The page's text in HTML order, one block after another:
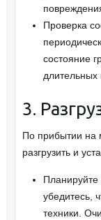
Проверка
состояние
длительных
3.
По прибытии на
разгрузить и
Планируйте
убедитесь,
техники.